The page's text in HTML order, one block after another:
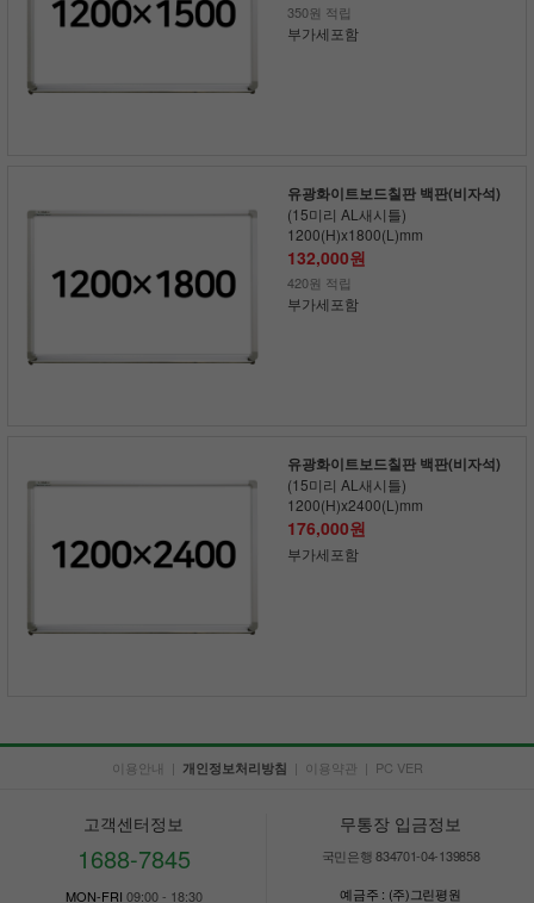
350원 적립
부가세포함
유광화이트보드칠판 백판(비자석)
(15미리 AL새시틀)
1200(H)x1800(L)mm
132,000원
420원 적립
부가세포함
유광화이트보드칠판 백판(비자석)
(15미리 AL새시틀)
1200(H)x2400(L)mm
176,000원
부가세포함
이용안내 | 개인정보처리방침 | 이용약관 | PC VER
고객센터정보
1688-7845
MON-FRI 09:00 - 18:30
무통장 입금정보
국민은행 834701-04-139858
예금주 : (주)그린평원